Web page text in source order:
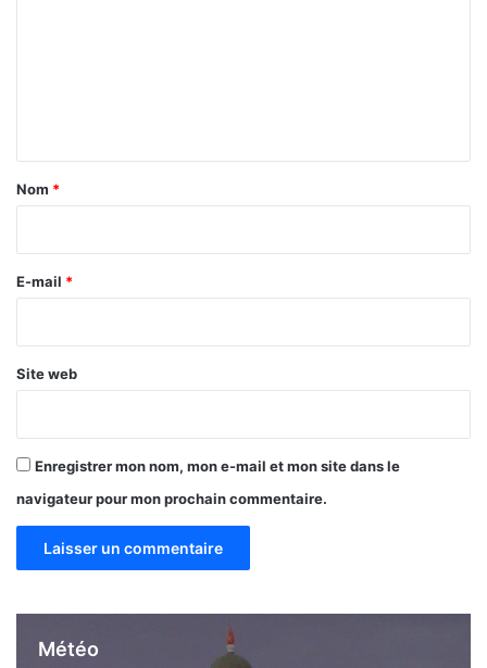
n
r
e
è
v
e
e
l
a
o
m
é
t
n
e
a
e
Nom *
E-mail *
Site web
Enregistrer mon nom, mon e-mail et mon site dans le
navigateur pour mon prochain commentaire.
Météo